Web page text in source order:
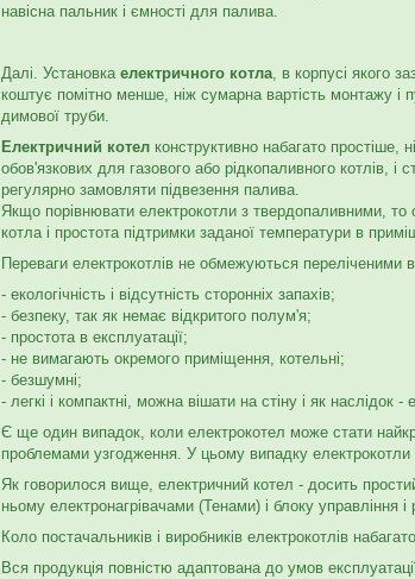
навісна пальник і ємності для палива.
Далі. Установка електричного котла, в корпусі якого
коштує помітно менше, ніж сумарна вартість монтажу і
димової труби.
Електричний котел конструктивно набагато простіше,
обов'язкових для газового або рідкопаливного котлів, і
регулярно замовляти підвезення палива.
Якщо порівнювати електрокотли з твердопаливними, то
котла і простота підтримки заданої температури в
Переваги електрокотлів не обмежуються переліченими
- екологічність і відсутність сторонніх запахів;
- безпеку, так як немає відкритого полум'я;
- простота в експлуатації;
- не вимагають окремого приміщення, котельні;
- безшумні;
- легкі і компактні, можна вішати на стіну і як наслідок -
Є ще один випадок, коли електрокотел може стати
проблемами узгодження. У цьому випадку електрокотли
Як говорилося вище, електричний котел - досить
ньому електронагрівачами (Тенами) і блоку управління
Коло постачальників і виробників електрокотлів
Вся продукція повністю адаптована до умов